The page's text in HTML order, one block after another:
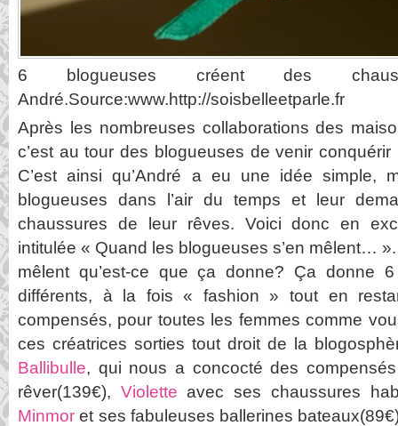
6 blogueuses créent des
André.Source:www.http://soisbelleetparle.fr
Après les nombreuses collaborations des
c’est au tour des blogueuses de venir
C’est ainsi qu’André a eu une idée simple,
blogueuses dans l’air du temps et leur
chaussures de leur rêves. Voici donc en
intitulée « Quand les blogueuses s’en mêlent…
mêlent qu’est-ce que ça donne? Ça donne
différents, à la fois « fashion » tout en
compensés, pour toutes les femmes comme
ces créatrices sorties tout droit de la
Ballibulle, qui nous a concocté des
rêver(139€), Violette avec ses chaussures
Minmor et ses fabuleuses ballerines